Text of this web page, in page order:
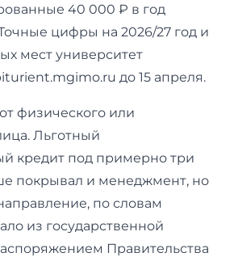
40 000 ₽ в год
цифры на 2026/27 год и
мест университет
до 15 апреля.
физического или
Льготный
кредит под примерно три
покрывал и менеджмент, но
по словам
из государственной
Правительства